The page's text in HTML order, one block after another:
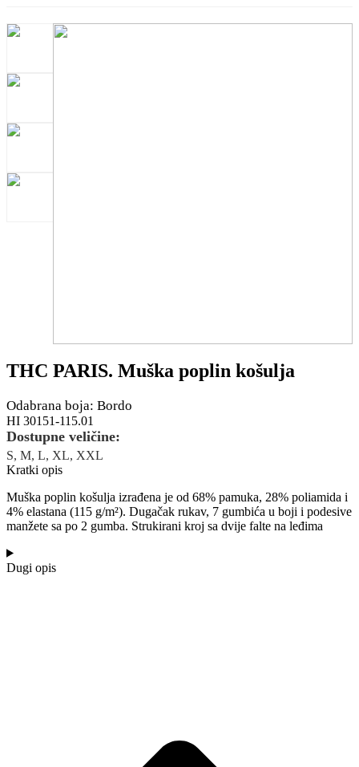
THC PARIS. Muška poplin košulja
Odabrana boja: Bordo
HI 30151-115.01
Dostupne veličine:
S, M, L, XL, XXL
Kratki opis
Muška poplin košulja izrađena je od 68% pamuka, 28% poliamida i
4% elastana (115 g/m²). Dugačak rukav, 7 gumbića u boji i podesive
manžete sa po 2 gumba. Strukirani kroj sa dvije falte na leđima
Dugi opis